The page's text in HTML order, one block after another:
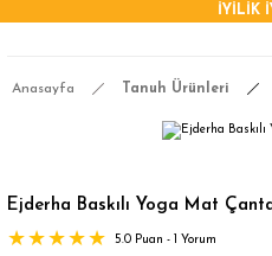
İYİLİK
Anasayfa Tanuh Ürünleri
Ejderha Baskılı Yoga Mat
5.0 Puan - 1 Yorum